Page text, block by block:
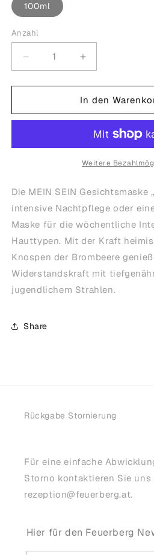
100ml
Anzahl
Anzahl
Verringere
die
Menge
MEIN
-
Pflegemaske
Erhöhe
die
Menge
für
MEIN
Rehab
-
Pflegemaske
In den
Weitere
Die MEIN SEIN Gesichtsmaske
intensive Nachtpflege oder
Maske für die wöchentliche
Hauttypen. Mit der Kraft
Knospen der Brombeere
Widerstandskraft mit
jugendlichem Strahlen.
Share
Rückgabe Stornierung
Für eine einfache
Storno kontaktieren Sie uns
rezeption@feuerberg.at.
Hier für den Feuerberg